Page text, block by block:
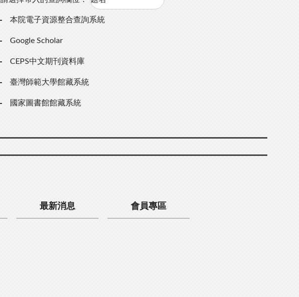
本院電子資源整合查詢系統
Google Scholar
CEPS中文期刊資料庫
臺灣師範大學館藏系統
國家圖書館館藏系統
最新消息 會員專區